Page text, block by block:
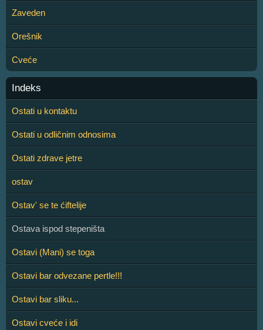
Zaveden
Orešnik
Cveće
Indeks
Ostati u kontaktu
Ostati u odličnim odnosima
Ostati zdrave jetre
ostav
Ostav' se te ćiftelije
Ostava ispod stepeništa
Ostavi (Mani) se toga
Ostavi bar odvezane pertle!!!
Ostavi bar sliku...
Ostavi cveće i idi